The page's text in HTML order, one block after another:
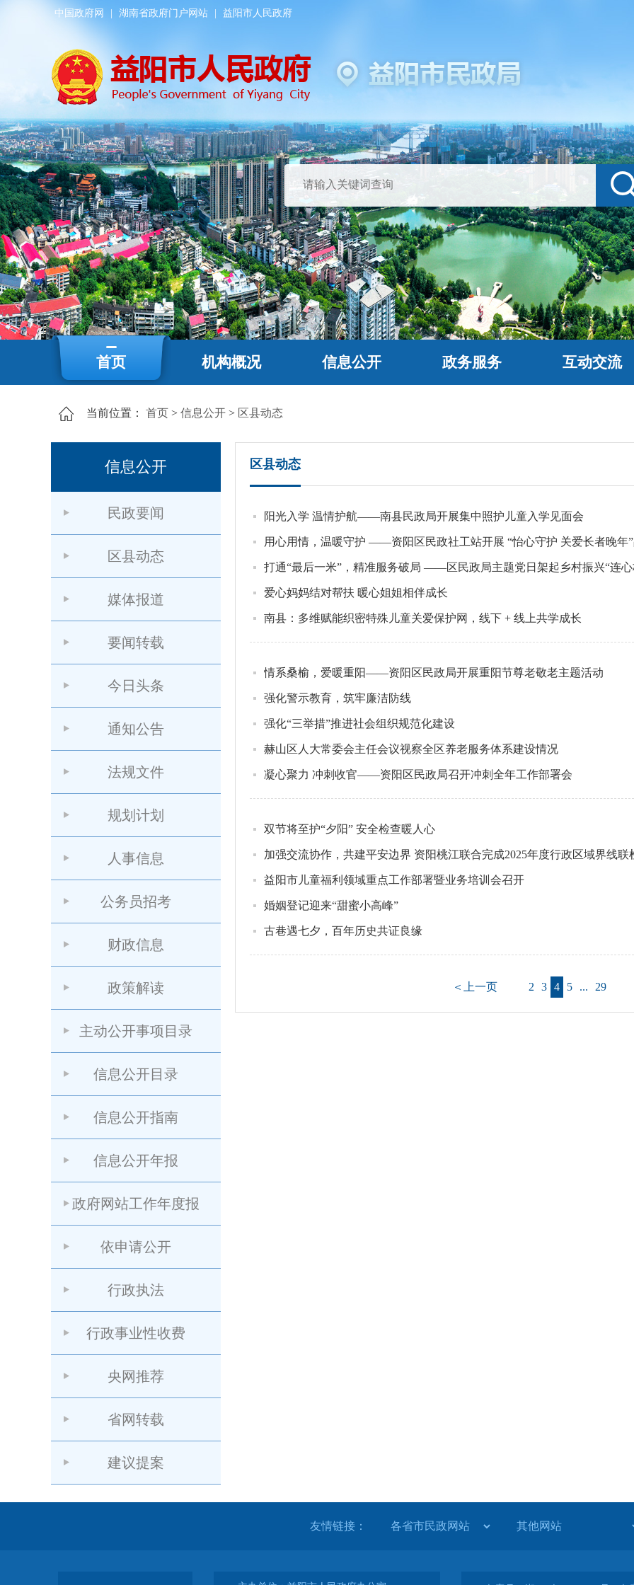
中国政府网 湖南省政府门户网站 益阳市人民政府
首页 机构概况 信息公开 政务服务 互动交流
当前位置： 首页 > 信息公开 > 区县动态
信息公开
民政要闻
区县动态
媒体报道
要闻转载
今日头条
通知公告
法规文件
规划计划
人事信息
公务员招考
财政信息
政策解读
主动公开事项目录
信息公开目录
信息公开指南
信息公开年报
政府网站工作年度报
依申请公开
行政执法
行政事业性收费
央网推荐
省网转载
建议提案
区县动态
阳光入学 温情护航——南县民政局开展集中照护儿童入学见面会
用心用情，温暖守护 ——资阳区民政社工站开展 “怡心守护 关爱长者晚年”
打通“最后一米”，精准服务破局 ——区民政局主题党日架起乡村振兴“连心
爱心妈妈结对帮扶 暖心姐姐相伴成长
南县：多维赋能织密特殊儿童关爱保护网，线下 + 线上共学成长
情系桑榆，爱暖重阳——资阳区民政局开展重阳节尊老敬老主题活动
强化警示教育，筑牢廉洁防线
强化“三举措”推进社会组织规范化建设
赫山区人大常委会主任会议视察全区养老服务体系建设情况
凝心聚力 冲刺收官——资阳区民政局召开冲刺全年工作部署会
双节将至护“夕阳” 安全检查暖人心
加强交流协作，共建平安边界 资阳桃江联合完成2025年度行政区域界线联
益阳市儿童福利领域重点工作部署暨业务培训会召开
婚姻登记迎来“甜蜜小高峰”
古巷遇七夕，百年历史共证良缘
＜上一页 2 3 4 5 ... 29
友情链接：